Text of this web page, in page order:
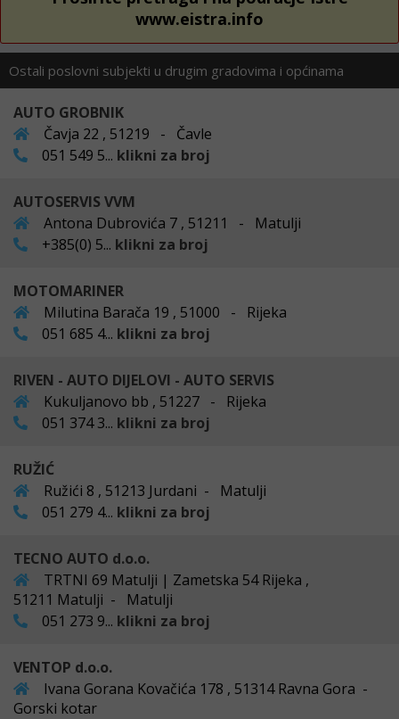
www.eistra.info
Ostali poslovni subjekti u drugim gradovima i općinama
AUTO GROBNIK
Čavja 22 , 51219 - Čavle
051 549 5... klikni za broj
AUTOSERVIS VVM
Antona Dubrovića 7 , 51211 - Matulji
+385(0) 5... klikni za broj
MOTOMARINER
Milutina Barača 19 , 51000 - Rijeka
051 685 4... klikni za broj
RIVEN - AUTO DIJELOVI - AUTO SERVIS
Kukuljanovo bb , 51227 - Rijeka
051 374 3... klikni za broj
RUŽIĆ
Ružići 8 , 51213 Jurdani - Matulji
051 279 4... klikni za broj
TECNO AUTO d.o.o.
TRTNI 69 Matulji | Zametska 54 Rijeka ,
51211 Matulji - Matulji
051 273 9... klikni za broj
VENTOP d.o.o.
Ivana Gorana Kovačića 178 , 51314 Ravna Gora -
Gorski kotar